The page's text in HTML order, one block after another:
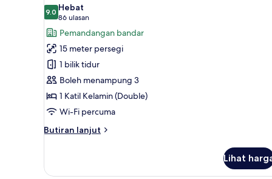
bilik
foto
untuk
Standard
Double
Room,
1
Katil
Kelamin
(Double)
9.09.0 daripada 10
Hebat
86 ulasan
(86
ulasan)
Pemandangan bandar
15 meter persegi
1 bilik tidur
Boleh menampung 3
1 Katil Kelamin (Double)
Wi-Fi percuma
Butiran lanjut
Butiran
Double
Lihat